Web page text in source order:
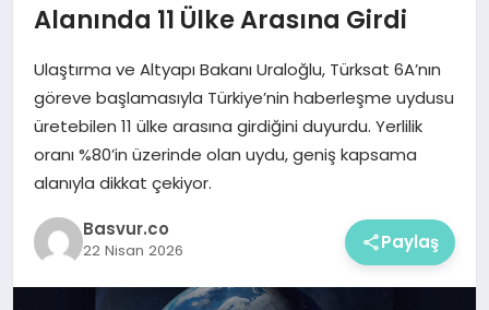
İŞ FIKIRLERI
KRIPTO HABER
Alanında 11 Ülke Arasına Girdi
Ulaştırma ve Altyapı Bakanı Uraloğlu, Türksat 6A’nın
göreve başlamasıyla Türkiye’nin haberleşme uydusu
üretebilen 11 ülke arasına girdiğini duyurdu. Yerlilik
oranı %80’in üzerinde olan uydu, geniş kapsama
alanıyla dikkat çekiyor.
Basvur.co
22 Nisan 2026 Paylaş